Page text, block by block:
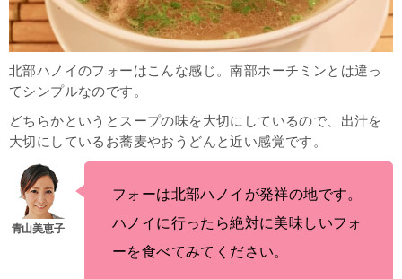
北部ハノイのフォーはこんな感じ。南部ホーチミンとは違っ
てシンプルなのです。
どちらかというとスープの味を大切にしているので、出汁を
大切にしているお蕎麦やおうどんと近い感覚です。
フォーは北部ハノイが発祥の地です。
ハノイに行ったら絶対に美味しいフォ
ーを食べてみてください。